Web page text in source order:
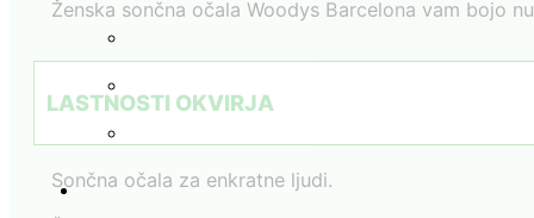
Ženska sončna očala Woodys Barcelona vam bojo
LASTNOSTI OKVIRJA
Sončna očala za enkratne ljudi.